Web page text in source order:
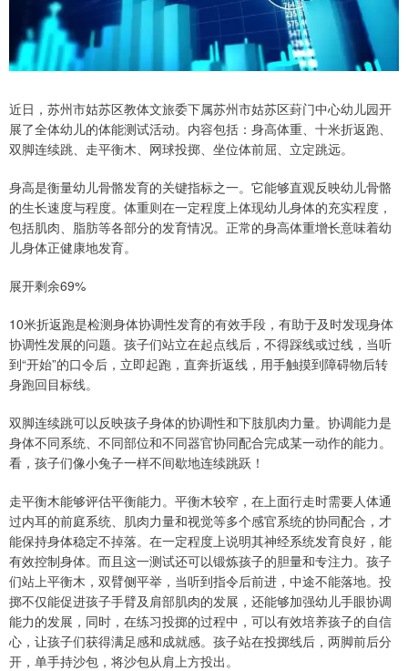
近日，苏州市姑苏区教体文旅委下属苏州市姑苏区葑门中心幼儿园开
展了全体幼儿的体能测试活动。内容包括：身高体重、十米折返跑、
双脚连续跳、走平衡木、网球投掷、坐位体前屈、立定跳远。
身高是衡量幼儿骨骼发育的关键指标之一。它能够直观反映幼儿骨骼
的生长速度与程度。体重则在一定程度上体现幼儿身体的充实程度，
包括肌肉、脂肪等各部分的发育情况。正常的身高体重增长意味着幼
儿身体正健康地发育。
展开剩余69%
10米折返跑是检测身体协调性发育的有效手段，有助于及时发现身体
协调性发展的问题。孩子们站立在起点线后，不得踩线或过线，当听
到“开始”的口令后，立即起跑，直奔折返线，用手触摸到障碍物后转
身跑回目标线。
双脚连续跳可以反映孩子身体的协调性和下肢肌肉力量。协调能力是
身体不同系统、不同部位和不同器官协同配合完成某一动作的能力。
看，孩子们像小兔子一样不间歇地连续跳跃！
走平衡木能够评估平衡能力。平衡木较窄，在上面行走时需要人体通
过内耳的前庭系统、肌肉力量和视觉等多个感官系统的协同配合，才
能保持身体稳定不掉落。在一定程度上说明其神经系统发育良好，能
有效控制身体。而且这一测试还可以锻炼孩子的胆量和专注力。孩子
们站上平衡木，双臂侧平举，当听到指令后前进，中途不能落地。投
掷不仅能促进孩子手臂及肩部肌肉的发展，还能够加强幼儿手眼协调
能力的发展，同时，在练习投掷的过程中，可以有效培养孩子的自信
心，让孩子们获得满足感和成就感。孩子站在投掷线后，两脚前后分
开，单手持沙包，将沙包从肩上方投出。